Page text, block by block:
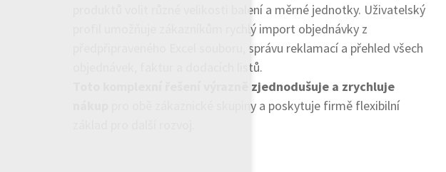
produktů volit různé velikosti balení a měrné jednotky. Uživatelský
profil umožňuje zákazníkům rychlý import objednávky z
předpřipraveného Excel souboru, správu reklamací a přehled všech
objednávek, faktur a dodacích listů.
Toto komplexní řešení výrazně zjednodušuje a zrychluje
pro obě zákaznické skupiny a poskytuje firmě flexibilní